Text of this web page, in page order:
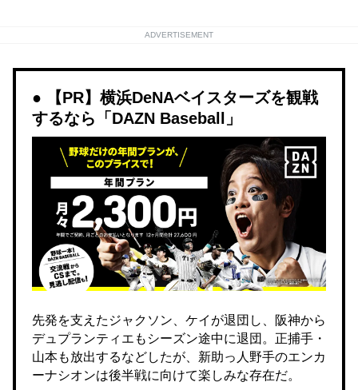
ADVERTISEMENT
【PR】横浜DeNAベイスターズを観戦
するなら「DAZN Baseball」
先発を支えたジャクソン、ケイが退団し、阪神から
デュプランティエもシーズン途中に退団。正捕手・
山本も放出するなどしたが、新助っ人野手のエンカ
ーナシオンは後半戦に向けて楽しみな存在だ。